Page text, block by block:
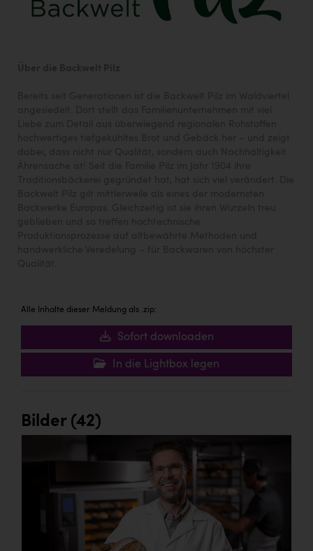
Alle Inhalte dieser Meldung als .zip:
Sofort downloaden
In die Lightbox legen
Bilder (42)